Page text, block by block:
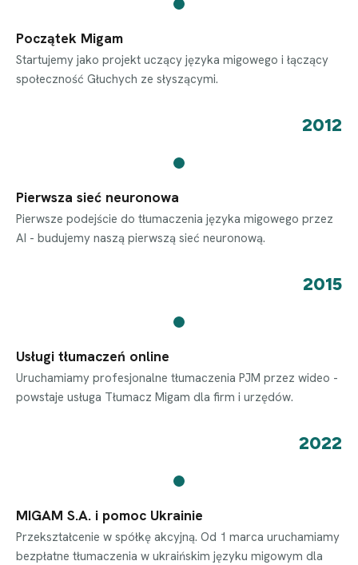
Początek Migam
Startujemy jako projekt uczący języka migowego i łączący
społeczność Głuchych ze słyszącymi.
2012
Pierwsza sieć neuronowa
Pierwsze podejście do tłumaczenia języka migowego przez
AI - budujemy naszą pierwszą sieć neuronową.
2015
Usługi tłumaczeń online
Uruchamiamy profesjonalne tłumaczenia PJM przez wideo -
powstaje usługa Tłumacz Migam dla firm i urzędów.
2022
MIGAM S.A. i pomoc Ukrainie
Przekształcenie w spółkę akcyjną. Od 1 marca uruchamiamy
bezpłatne tłumaczenia w ukraińskim języku migowym dla